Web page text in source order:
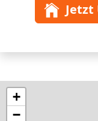
+
−